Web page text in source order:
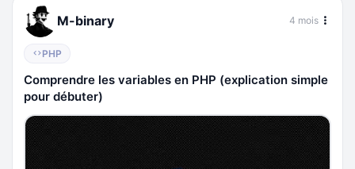
M-binary 4 mois
PHP
Comprendre les variables en PHP (explication simple
pour débuter)